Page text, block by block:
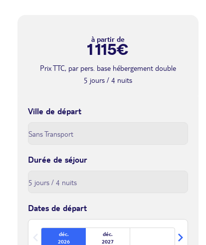
à partir de
1 115€
Prix TTC, par pers. base hébergement double
5 jours / 4 nuits
Ville de départ
Durée de séjour
Dates de départ
déc.
2026
déc.
2027